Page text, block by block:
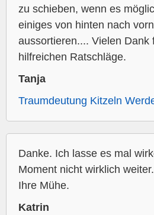
zu schieben, wenn es
einiges von hinten nach
aussortieren.... Vielen Dank
hilfreichen Ratschläge.
Tanja
Traumdeutung Kitzeln
Danke. Ich lasse es mal
Moment nicht wirklich
Ihre Mühe.
Katrin